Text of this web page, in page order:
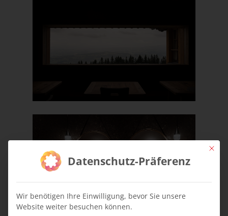
Mit
Datenschutz-Präferenz
Wir benötigen Ihre Einwilligung, bevor Sie unsere
Website weiter besuchen können.